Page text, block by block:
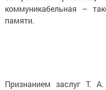
коммуникабельная –
памяти.
Признанием заслуг Т.